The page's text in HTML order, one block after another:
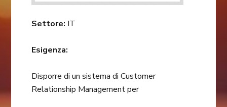
Settore: IT
Esigenza:
Disporre di un sistema di Customer
Relationship Management per